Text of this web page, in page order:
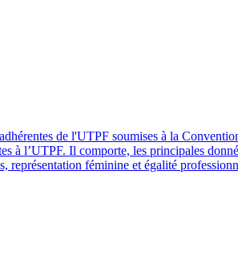
de l'UTPF soumises à la
à l’UTPF. Il comporte, les principales
représentation féminine et égalité